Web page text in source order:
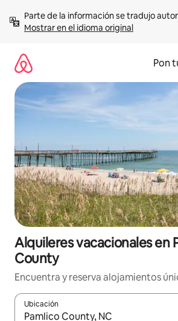
contenidoMostrar en el idioma original
Pon
Alquileres vacacionales en
County
Encuentra y reserva alojamientos
Ubicación
Cuando los resultados estén